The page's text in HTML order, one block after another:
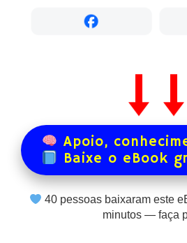
Apoio,
Baixe o eBook
40pessoas baixaram este
minutos — faça